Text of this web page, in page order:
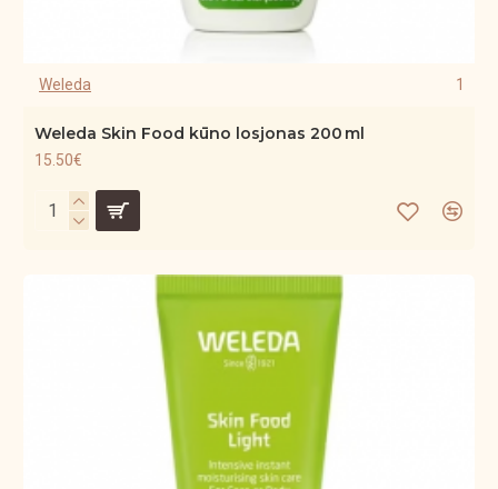
Weleda 1
Weleda Skin Food kūno losjonas 200 ml
15.50€